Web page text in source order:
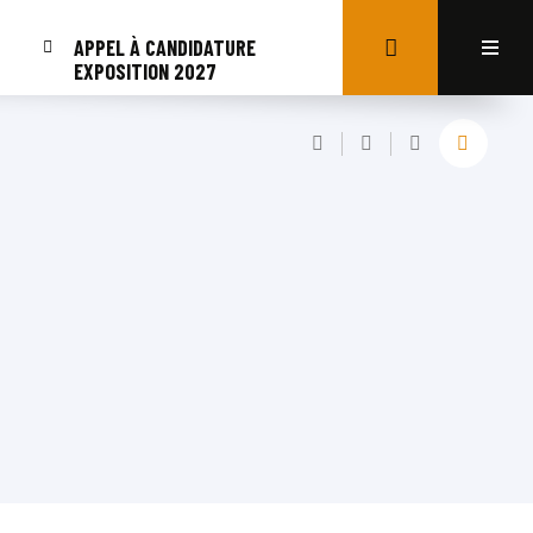
APPEL À CANDIDATURE
EXPOSITION 2027